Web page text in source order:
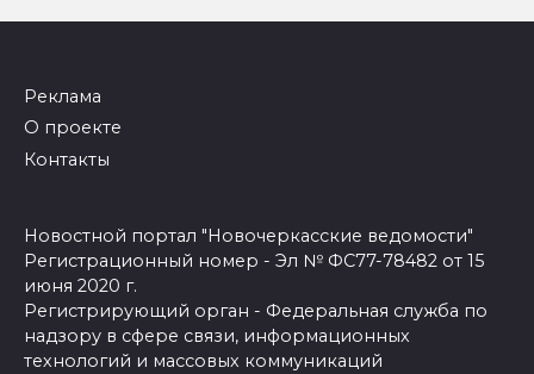
Реклама
О проекте
Контакты
Новостной портал "Новочеркасские ведомости"
Регистрационный номер - Эл № ФС77-78482 от 15
июня 2020 г.
Регистрирующий орган - Федеральная служба по
надзору в сфере связи, информационных
технологий и массовых коммуникаций